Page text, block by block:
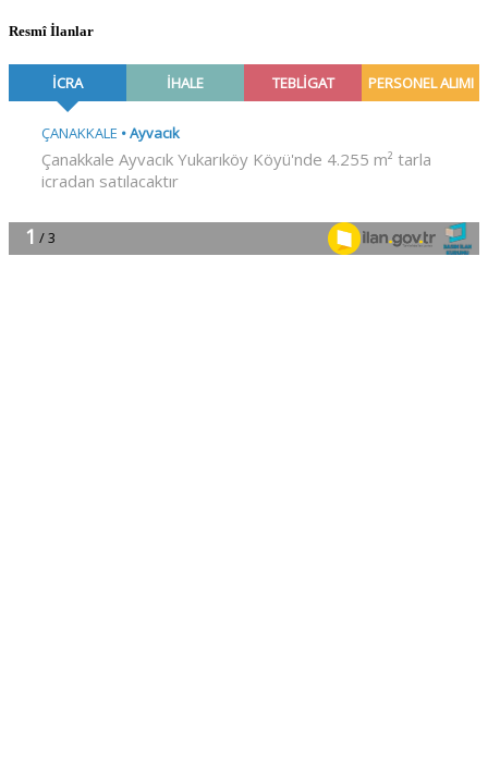
Resmî İlanlar